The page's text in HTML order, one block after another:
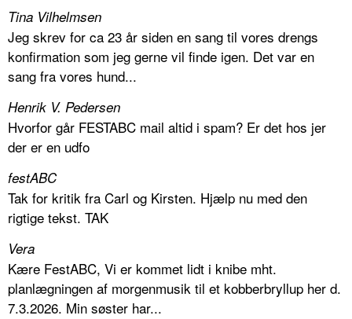
Tina Vilhelmsen
Jeg skrev for ca 23 år siden en sang til vores drengs
konfirmation som jeg gerne vil finde igen. Det var en
sang fra vores hund...
Henrik V. Pedersen
Hvorfor går FESTABC mail altid i spam? Er det hos jer
der er en udfo
festABC
Tak for kritik fra Carl og Kirsten. Hjælp nu med den
rigtige tekst. TAK
Vera
Kære FestABC, Vi er kommet lidt i knibe mht.
planlægningen af morgenmusik til et kobberbryllup her d.
7.3.2026. Min søster har...